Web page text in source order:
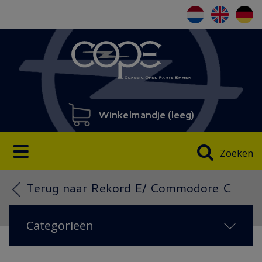
Winkelmandje (leeg)
Zoeken
Terug naar Rekord E/ Commodore C
Categorieën
NIEUW IN 2026(14)